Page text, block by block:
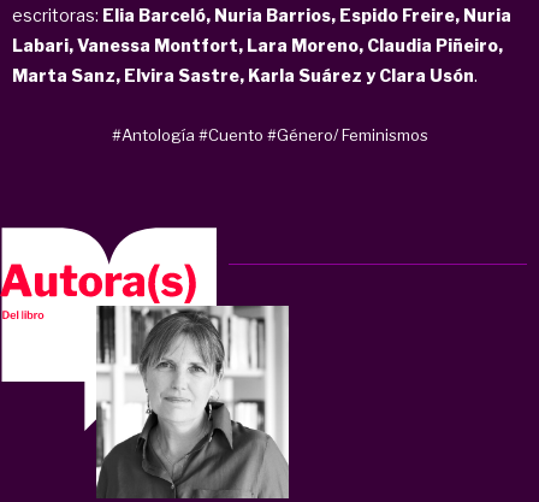
escritoras: Elia Barceló, Nuria Barrios, Espido Freire, Nuria
Labari, Vanessa Montfort, Lara Moreno, Claudia Piñeiro,
Marta Sanz, Elvira Sastre, Karla Suárez y Clara Usón.
#Antología #Cuento #Género/ Feminismos